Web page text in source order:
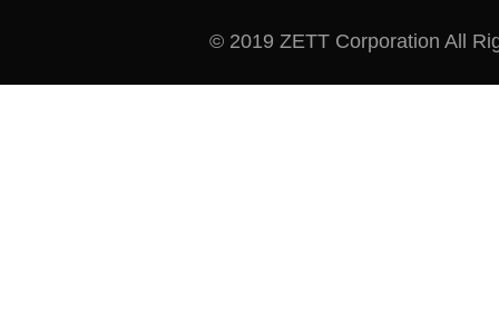
© 2019 ZETT Corporation All